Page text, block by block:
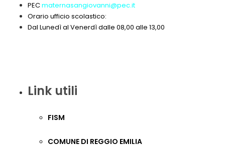
PECmaternasangiovanni@pec.it
Orario ufficio scolastico:
Dal Lunedì al Venerdì dalle 08,00 alle 13,00
Link utili
FISM
COMUNE DI REGGIO EMILIA